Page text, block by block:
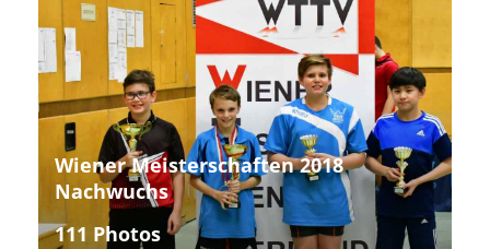
Wiener Meisterschaften 2018
Nachwuchs
111 Photos